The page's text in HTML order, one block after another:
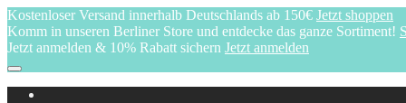
Kostenloser Versand innerhalb Deutschlands ab 150€ Jetzt shoppen
Komm in unseren Berliner Store und entdecke das ganze Sortiment!
Jetzt anmelden & 10% Rabatt sichern Jetzt anmelden